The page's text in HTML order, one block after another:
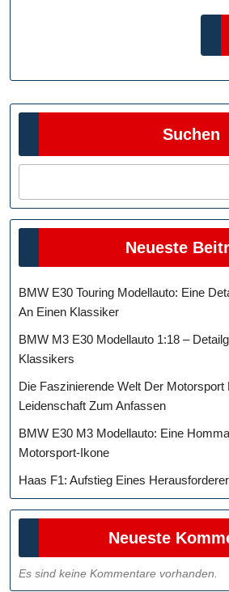
Suchen
Neueste
BMW E30 Touring Modellauto: Eine
An Einen Klassiker
BMW M3 E30 Modellauto 1:18 –
Klassikers
Die Faszinierende Welt Der Motorsport
Leidenschaft Zum Anfassen
BMW E30 M3 Modellauto: Eine
Motorsport-Ikone
Haas F1: Aufstieg Eines
Neueste
Es sind keine Kommentare vorhanden.